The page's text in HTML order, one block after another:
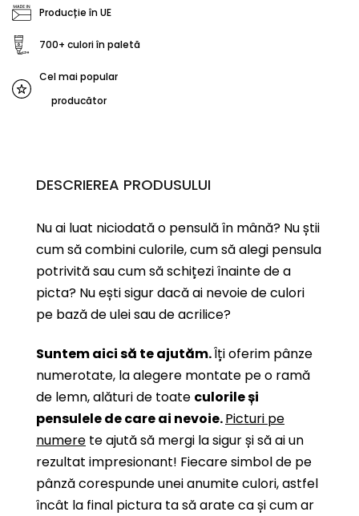
Producție în UE
700+ culori în paletă
Cel mai popular
producător
DESCRIEREA PRODUSULUI
Nu ai luat niciodată o pensulă în mână? Nu știi
cum să combini culorile, cum să alegi pensula
potrivită sau cum să schițezi înainte de a
picta? Nu ești sigur dacă ai nevoie de culori
pe bază de ulei sau de acrilice?
Suntem aici să te ajutăm.Îți oferim pânze
numerotate, la alegere montate pe o ramă
de lemn, alături de toate culorile și
pensulele de care ai nevoie.Picturi pe
numere te ajută să mergi la sigur și să ai un
rezultat impresionant! Fiecare simbol de pe
pânză corespunde unei anumite culori, astfel
încât la final pictura ta să arate ca și cum ar